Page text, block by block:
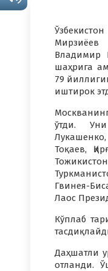
Владимир
шаҳрига
79
иштирок
ўтди.
Тоқаев,
Гвинея-
Лаос
Кўплаб
Даҳшатли
отланди.